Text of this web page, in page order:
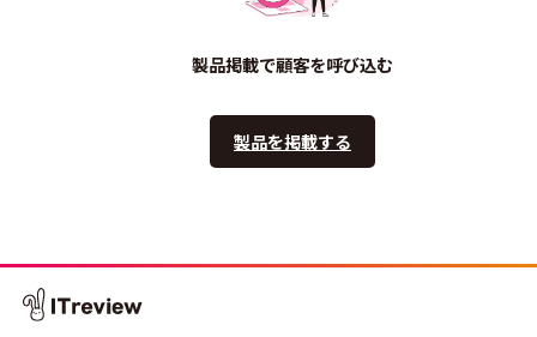
製品掲載で顧客を呼び込む
製品を掲載する